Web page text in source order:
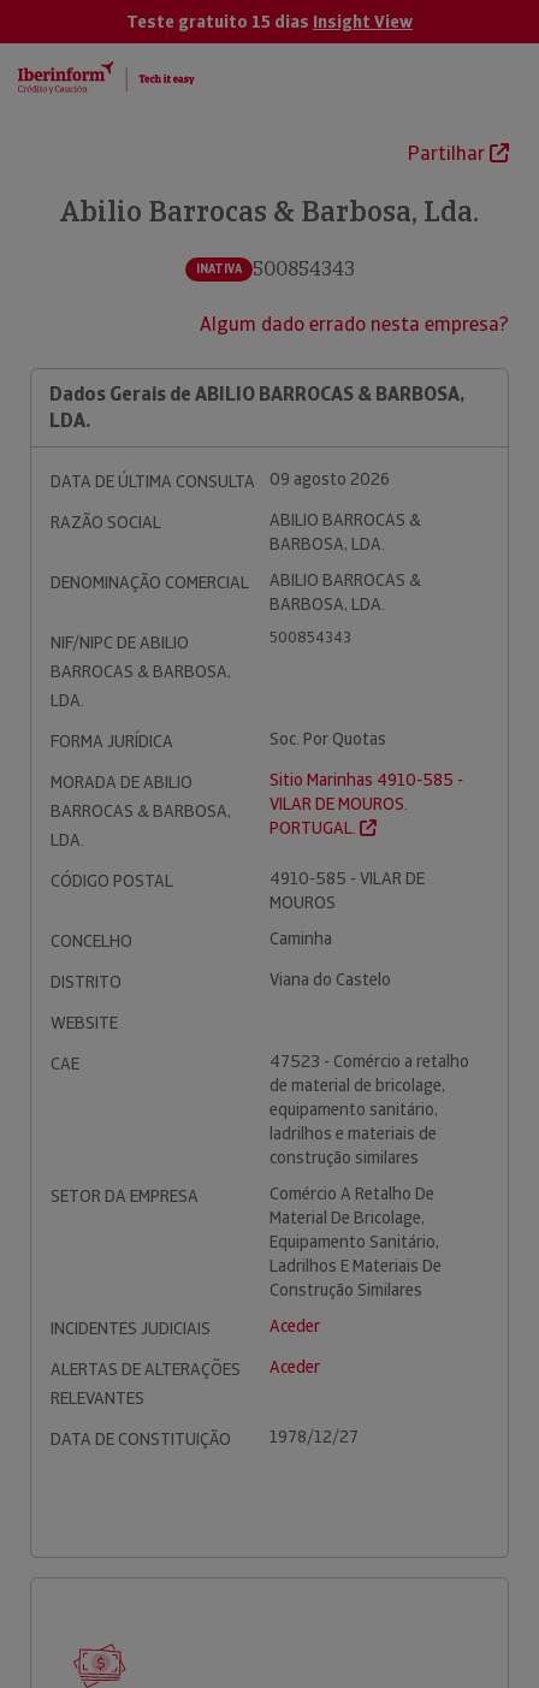
Teste gratuito 15 dias Insight View
Partilhar
Abilio Barrocas & Barbosa, Lda.
INATIVA 500854343
Algum dado errado nesta empresa?
Dados Gerais de ABILIO BARROCAS & BARBOSA,
LDA.
DATA DE ÚLTIMA CONSULTA
09 agosto 2026
RAZÃO SOCIAL
ABILIO BARROCAS &
BARBOSA, LDA.
DENOMINAÇÃO COMERCIAL
ABILIO BARROCAS &
BARBOSA, LDA.
NIF/NIPC DE ABILIO
BARROCAS & BARBOSA,
LDA.
500854343
FORMA JURÍDICA
Soc. Por Quotas
MORADA DE ABILIO
BARROCAS & BARBOSA,
LDA.
Sitio Marinhas 4910-585 -
VILAR DE MOUROS.
PORTUGAL.
CÓDIGO POSTAL
4910-585 - VILAR DE
MOUROS
CONCELHO
Caminha
DISTRITO
Viana do Castelo
WEBSITE
CAE
47523 - Comércio a retalho
de material de bricolage,
equipamento sanitário,
ladrilhos e materiais de
construção similares
SETOR DA EMPRESA
Comércio A Retalho De
Material De Bricolage,
Equipamento Sanitário,
Ladrilhos E Materiais De
Construção Similares
INCIDENTES JUDICIAIS
Aceder
ALERTAS DE ALTERAÇÕES
RELEVANTES
Aceder
DATA DE CONSTITUIÇÃO 1978/12/27